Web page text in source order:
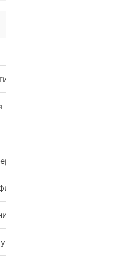
Осака — Симацу Кодзи
🗝️